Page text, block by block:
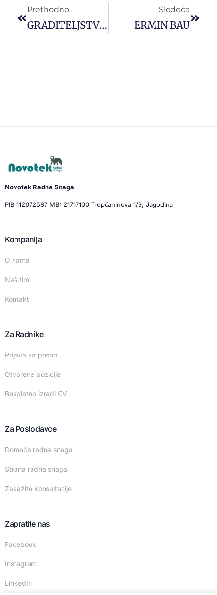
Prethodno
GRADITELJSTVO TOMIĆ
Sledeće
ERMIN BAU
Novotek Radna Snaga
PIB 112672587 MB: 21717100 Trepčaninova 1/9, Jagodina
Kompanija
O nama
Naš tim
Kontakt
Za Radnike
Prijava za posao
Otvorene pozicije
Besplatno izradi CV
Za Poslodavce
Domaća radna snaga
Strana radna snaga
Zakažite konsultacije
Zapratite nas
Facebook
Instagram
LinkedIn